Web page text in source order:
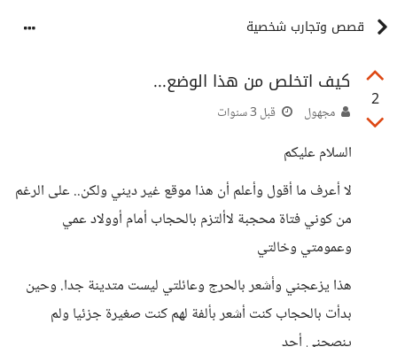
قصص وتجارب شخصية
2
كيف اتخلص من هذا الوضع...
مجهول قبل 3 سنوات
السلام عليكم
لا أعرف ما أقول وأعلم أن هذا موقع غير ديني ولكن.. على الرغم
من كوني فتاة محجبة لاألتزم بالحجاب أمام أوولاد عمي
وعمومتي وخالتي
هذا يزعجني وأشعر بالحرج وعائلتي ليست متدينة جدا. وحين
بدأت بالحجاب كنت أشعر بألفة لهم كنت صغيرة جزئيا ولم